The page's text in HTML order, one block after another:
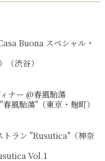
Buona スペシャル・
（渋谷）
ナー @春風駘蕩
風駘蕩"（東京・麹町）
ラン "Rusutica"（神奈
Vol.1